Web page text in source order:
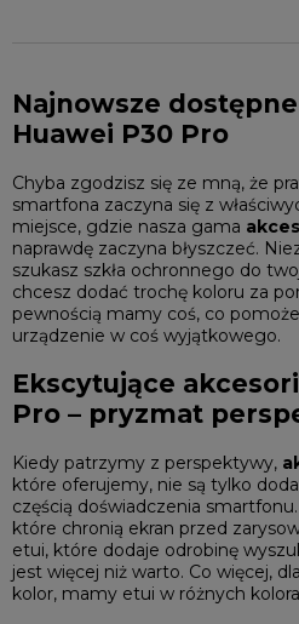
Najnowsze
Huawei P30 Pro
Chyba zgodzisz się ze mną, że
smartfona zaczyna się z
miejsce, gdzie nasza gama
naprawdę zaczyna błyszczeć.
szukasz szkła ochronnego do
chcesz dodać trochę koloru za
pewnością mamy coś, co
urządzenie w coś wyjątkowego.
Ekscytujące
Pro – pryzmat
Kiedy patrzymy z perspektywy,
które oferujemy, nie są tylko
częścią doświadczenia
które chronią ekran przed
etui, które dodaje odrobinę
jest więcej niż warto. Co więcej,
kolor, mamy etui w różnych